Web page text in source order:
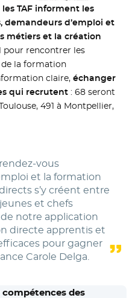
les TAF informent les
demandeurs d’emploi et
métiers et la création
pour rencontrer les
de la formation
claire,échanger
qui recrutent : 68 seront
491 à Montpellier,
vous
et la formation
s’y créent entre
et chefs
de notre application
directe apprentis et
pour gagner
Carole Delga.
compétences des